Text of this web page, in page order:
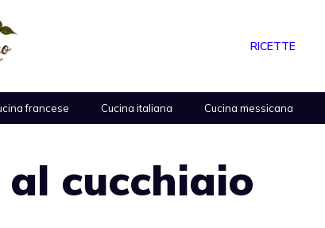
RICETTE
francese Cucina italiana Cucina messicana
cucchiaio